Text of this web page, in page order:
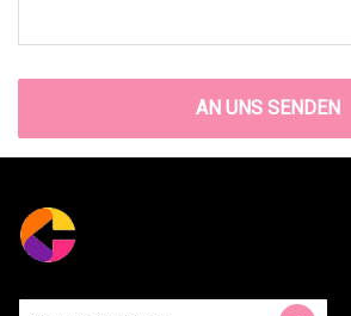
AN UNS SENDEN